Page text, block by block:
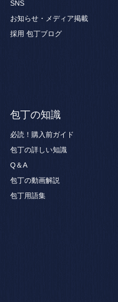
SNS
お知らせ・メディア掲載
採用 包丁ブログ
包丁の知識
必読！購入前ガイド
包丁の詳しい知識
Q＆A
包丁の動画解説
包丁用語集